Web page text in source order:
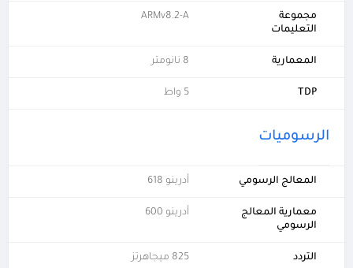
مجموعة
التعليمات
ARMv8.2-A
المعمارية 8 نانومتر
TDP 5 واط
الرسوميات
المعالج الرسومي أدرينو 618
معمارية المعالج
الرسومي
أدرينو 600
التردد 825 ميجاهرتز